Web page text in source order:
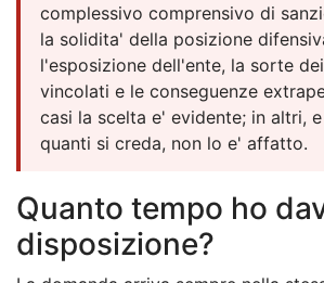
complessivo comprensivo di
la solidita' della posizione
l'esposizione dell'ente, la sorte
vincolati e le conseguenze
casi la scelta e' evidente; in altri,
quanti si creda, non lo e' affatto.
Quanto tempo ho
disposizione?